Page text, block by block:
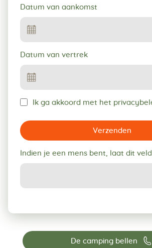
Datum van aankomst
Datum van vertrek
Ik ga akkoord met het
Verzenden
Indien je een mens bent, laat dit
De camping bellen 📞